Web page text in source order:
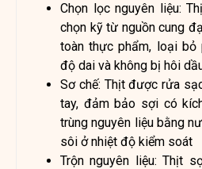
Chọn lọc nguyên liệu:
chọn kỹ từ nguồn cung
toàn thực phẩm, loại
độ dai và không bị hôi
Sơ chế: Thịt được rửa
tay, đảm bảo sợi có
trùng nguyên liệu bằng
sôi ở nhiệt độ kiểm soát
Trộn nguyên liệu: Thịt